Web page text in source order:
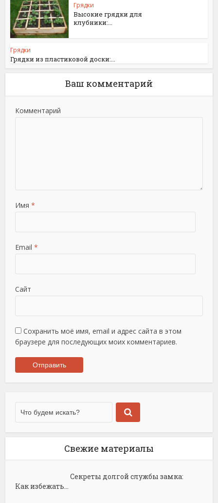
Грядки
Высокие грядки для
клубники:...
Грядки
Грядки из пластиковой доски:...
Ваш комментарий
Комментарий
Имя *
Email *
Сайт
Сохранить моё имя, email и адрес сайта в этом
браузере для последующих моих комментариев.
Свежие материалы
Секреты долгой службы замка:
Как избежать...